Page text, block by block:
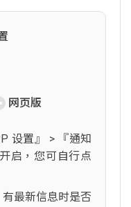
网页版
设置』 > 『通知
启，您可自行点
最新信息时是否